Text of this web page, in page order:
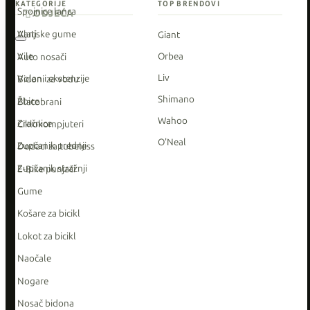
Spojnice lanca
Vanjske gume
Vile
Volan i ekstenzije
Žbice
Zračnice
Zupčanik prednji
Zupčanik stražnji
KATEGORIJE
Alati
Auto nosači
Bidoni za vodu
Blatobrani
Ciklokompjuteri
Dodaci za tubeless
E-Bike punjači
Gume
Košare za bicikl
Lokot za bicikl
Naočale
Nogare
Nosač bidona
TOP BRENDOVI
Giant
Orbea
Liv
Shimano
Wahoo
O'Neal
ODJEĆA